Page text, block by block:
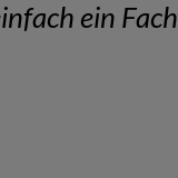
ein